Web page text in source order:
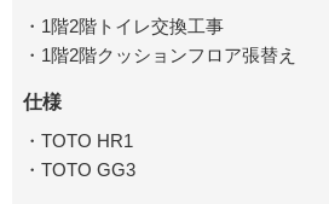
・1階2階トイレ交換工事
・1階2階クッションフロア張替え
仕様
・TOTO HR1
・TOTO GG3